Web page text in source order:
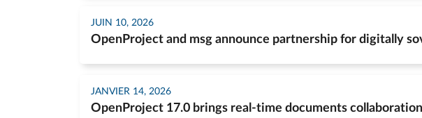
JUIN 10, 2026
OpenProject and msg announce partnership for digitally
JANVIER 14, 2026
OpenProject 17.0 brings real-time documents